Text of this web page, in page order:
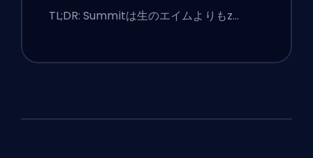
and Smokes
TL;DR: Summitは生のエイムよりもz…